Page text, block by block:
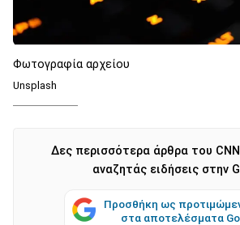
Φωτογραφία αρχείου
Unsplash
Δες περισσότερα άρθρα του
αναζητάς ειδήσεις στην
Προσθήκη ως
στα αποτελέσματα